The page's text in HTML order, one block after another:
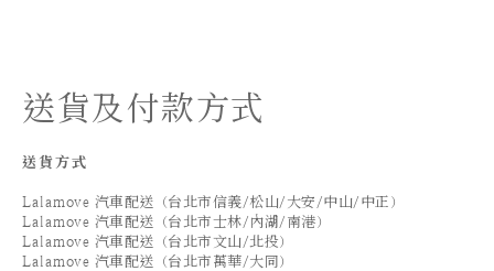
送貨及付款方式
送貨方式
Lalamove 汽車配送（台北市信義/松山/大安/中山/中正）
Lalamove 汽車配送（台北市士林/內湖/南港）
Lalamove 汽車配送（台北市文山/北投）
Lalamove 汽車配送（台北市萬華/大同）